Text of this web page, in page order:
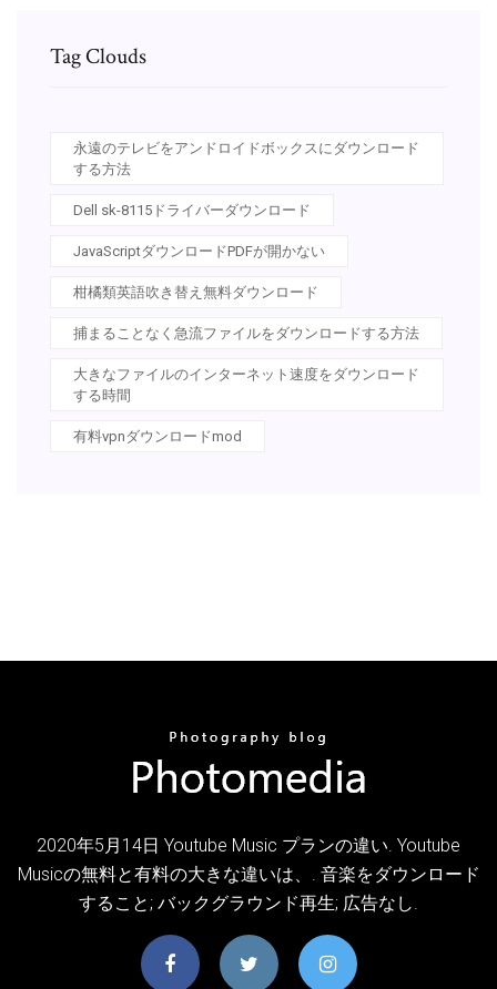
Tag Clouds
永遠のテレビをアンドロイドボックスにダウンロード
する方法
Dell sk-8115ドライバーダウンロード
JavaScriptダウンロードPDFが開かない
柑橘類英語吹き替え無料ダウンロード
捕まることなく急流ファイルをダウンロードする方法
大きなファイルのインターネット速度をダウンロード
する時間
有料vpnダウンロードmod
2020年5月14日 Youtube Music プランの違い. Youtube
Musicの無料と有料の大きな違いは、. 音楽をダウンロード
すること; バックグラウンド再生; 広告なし.